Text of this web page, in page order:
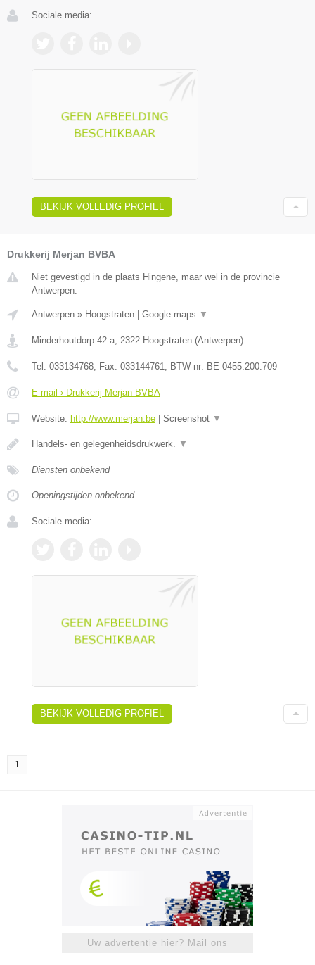
Sociale media:
BEKIJK VOLLEDIG PROFIEL
Drukkerij Merjan BVBA
Niet gevestigd in de plaats Hingene, maar wel in de provincie
Antwerpen.
Antwerpen » Hoogstraten Google maps ▼
Minderhoutdorp 42 a, 2322 Hoogstraten (Antwerpen)
Tel: 033134768, Fax: 033144761, BTW-nr: BE 0455.200.709
E-mail › Drukkerij Merjan BVBA
Website: http://www.merjan.be Screenshot ▼
Handels- en gelegenheidsdrukwerk. ▼
Diensten onbekend
Openingstijden onbekend
Sociale media:
BEKIJK VOLLEDIG PROFIEL
1
Uw advertentie hier? Mail ons